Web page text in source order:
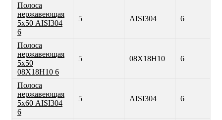
Полоса
нержавеющая
5х50 AISI304
6
5 AISI304 6
Полоса
нержавеющая
5х50
08Х18Н10 6
5 08Х18Н10 6
Полоса
нержавеющая
5х60 AISI304
6
5 AISI304 6